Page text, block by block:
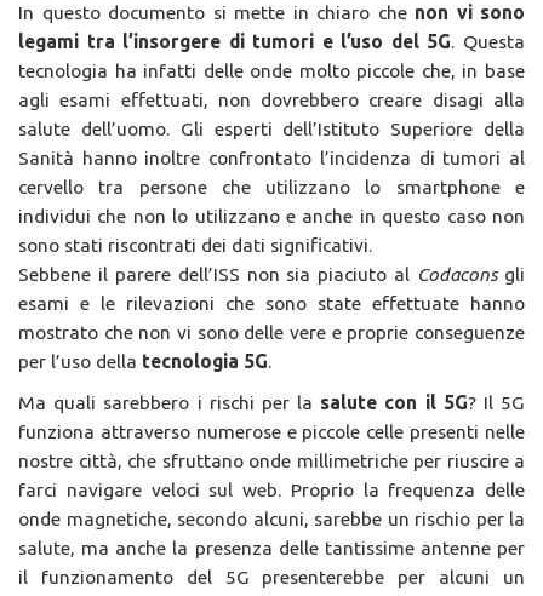
In questo documento si mette in chiaro che non vi sono
legami tra l’insorgere di tumori e l’uso del 5G. Questa
tecnologia ha infatti delle onde molto piccole che, in base
agli esami effettuati, non dovrebbero creare disagi alla
salute dell’uomo. Gli esperti dell’Istituto Superiore della
Sanità hanno inoltre confrontato l’incidenza di tumori al
cervello tra persone che utilizzano lo smartphone e
individui che non lo utilizzano e anche in questo caso non
sono stati riscontrati dei dati significativi.
Sebbene il parere dell’ISS non sia piaciuto al Codaconsgli
esami e le rilevazioni che sono state effettuate hanno
mostrato che non vi sono delle vere e proprie conseguenze
per l’uso della tecnologia 5G.
Ma quali sarebbero i rischi per la salute con il 5G? Il 5G
funziona attraverso numerose e piccole celle presenti nelle
nostre città, che sfruttano onde millimetriche per riuscire a
farci navigare veloci sul web. Proprio la frequenza delle
onde magnetiche, secondo alcuni, sarebbe un rischio per la
salute, ma anche la presenza delle tantissime antenne per
il funzionamento del 5G presenterebbe per alcuni un